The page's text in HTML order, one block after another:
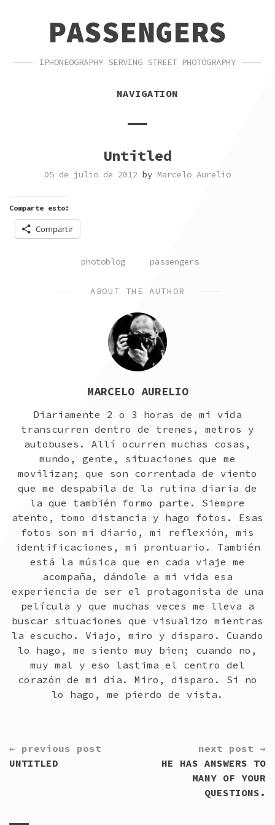
NAVIGATIONPASSENGERS
IPHONEOGRAPHY SERVING STREET PHOTOGRAPHY
NAVIGATION
Untitled
05 de julio de 2012 by Marcelo Aurelio
Comparte esto:
Compartir
POSTED
photoblog TAGGED
passengers
ABOUT THE AUTHOR
MARCELO AURELIO
Diariamente 2 o 3 horas de mi vida
transcurren dentro de trenes, metros y
autobuses. Allí ocurren muchas cosas,
mundo, gente, situaciones que me
movilizan; que son correntada de viento
que me despabila de la rutina diaria de
la que también formo parte. Siempre
atento, tomo distancia y hago fotos. Esas
fotos son mi diario, mi reflexión, mis
identificaciones, mi prontuario. También
está la música que en cada viaje me
acompaña, dándole a mi vida esa
experiencia de ser el protagonista de una
película y que muchas veces me lleva a
buscar situaciones que visualizo mientras
la escucho. Viajo, miro y disparo. Cuando
lo hago, me siento muy bien; cuando no,
muy mal y eso lastima el centro del
corazón de mi día. Miro, disparo. Si no
lo hago, me pierdo de vista.
CONTINUE
READING
← previous post
UNTITLED
next post →
HE HAS ANSWERS TO
MANY OF YOUR
QUESTIONS.